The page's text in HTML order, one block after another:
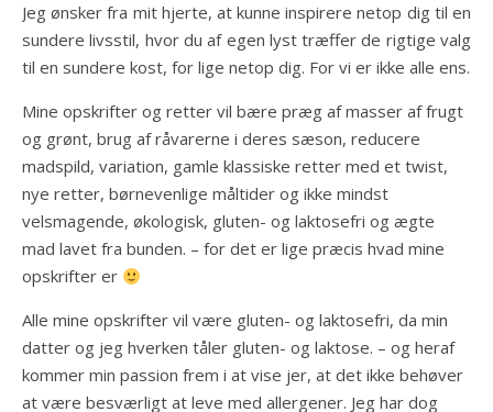
Jeg ønsker fra mit hjerte, at kunne inspirere netop dig til en
sundere livsstil, hvor du af egen lyst træffer de rigtige valg
til en sundere kost, for lige netop dig. For vi er ikke alle ens.
Mine opskrifter og retter vil bære præg af masser af frugt
og grønt, brug af råvarerne i deres sæson, reducere
madspild, variation, gamle klassiske retter med et twist,
nye retter, børnevenlige måltider og ikke mindst
velsmagende, økologisk, gluten- og laktosefri og ægte
mad lavet fra bunden. – for det er lige præcis hvad mine
opskrifter er
Alle mine opskrifter vil være gluten- og laktosefri, da min
datter og jeg hverken tåler gluten- og laktose. – og heraf
kommer min passion frem i at vise jer, at det ikke behøver
at være besværligt at leve med allergener. Jeg har dog